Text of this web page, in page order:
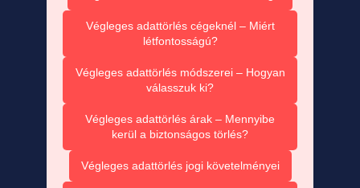
Végleges adattörlés cégeknél – Miért
létfontosságú?
Végleges adattörlés módszerei – Hogyan
válasszuk ki?
Végleges adattörlés árak – Mennyibe
kerül a biztonságos törlés?
Végleges adattörlés jogi követelményei